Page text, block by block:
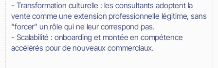
- Transformation culturelle : les consultants adoptent la
vente comme une extension professionnelle légitime, sans
“forcer” un rôle qui ne leur correspond pas.
- Scalabilité : onboarding et montée en compétence
accélérés pour de nouveaux commerciaux.